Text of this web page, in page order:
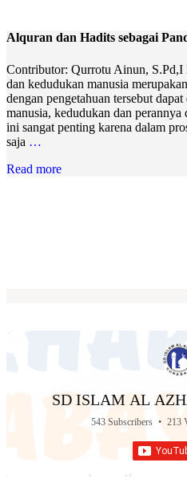
Alquran dan Hadits sebagai
Contributor: Qurrotu Ainun, S.Pd,I
dan kedudukan manusia
dengan pengetahuan tersebut
manusia, kedudukan dan perannya
ini sangat penting karena dalam
saja …
Read more
SD ISLAM AL
543 Subscribers • 213